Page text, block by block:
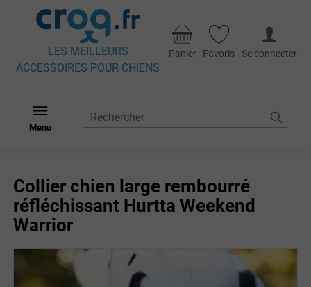
LES MEILLEURS
ACCESSOIRES POUR CHIENS
Panier Favoris Se connecter
Menu
Collier chien large rembourré
réfléchissant Hurtta Weekend
Warrior